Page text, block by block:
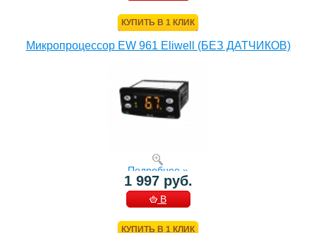
КУПИТЬ В 1 КЛИК
Микропроцессор EW 961 Eliwell (БЕЗ ДАТЧИКОВ)
Подробнее »
1 997 руб.
В
КУПИТЬ В 1 КЛИК